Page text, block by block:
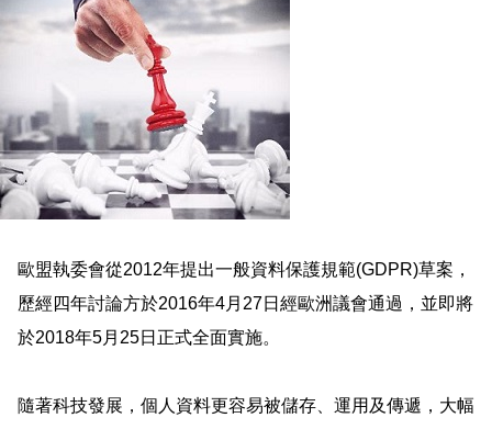
歐盟執委會從2012年提出一般資料保護規範(GDPR)草案，
歷經四年討論方於2016年4月27日經歐洲議會通過，並即將
於2018年5月25日正式全面實施。
隨著科技發展，個人資料更容易被儲存、運用及傳遞，大幅